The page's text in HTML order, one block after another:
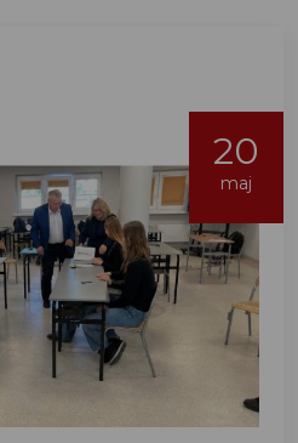
20
maj